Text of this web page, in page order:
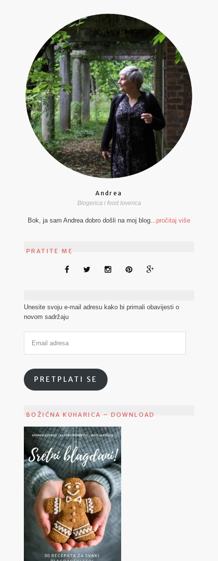
Andrea
Blogerica i food loverica
Bok, ja sam Andrea dobro došli na moj blog...pročitaj više
PRATITE ME
Unesite svoju e-mail adresu kako bi primali obavijesti o
novom sadržaju
PRETPLATI SE
BOŽIĆNA KUHARICA – DOWNLOAD